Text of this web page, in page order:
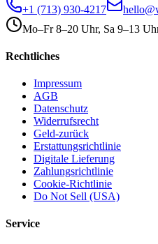
+1 (713) 930-4217
Mo–Fr 8–20 Uhr, Sa 9–13
Rechtliches
Impressum
AGB
Datenschutz
Widerrufsrecht
Geld-zurück
Erstattungsrichtlinie
Digitale Lieferung
Zahlungsrichtlinie
Cookie-Richtlinie
Do Not Sell (USA)
Service